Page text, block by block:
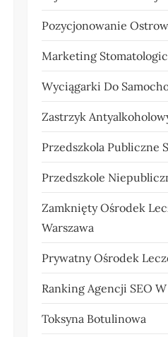
Pozycjonowanie
Marketing
Wyciągarki Do
Zastrzyk
Przedszkola Publiczne
Przedszkole
Zamknięty Ośrodek
Warszawa
Prywatny Ośrodek
Ranking Agencji SEO
Toksyna Botulinowa